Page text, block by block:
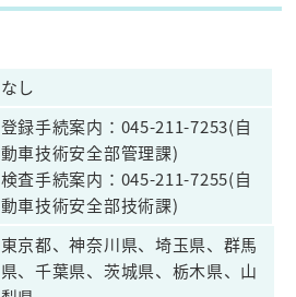
なし
登録手続案内：045-211-7253(自
動車技術安全部管理課)
検査手続案内：045-211-7255(自
動車技術安全部技術課)
東京都、神奈川県、埼玉県、群馬
県、千葉県、茨城県、栃木県、山